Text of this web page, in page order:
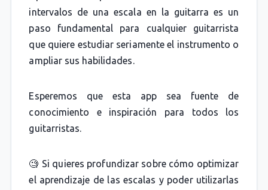
intervalos de una escala en la guitarra es un
paso fundamental para cualquier guitarrista
que quiere estudiar seriamente el instrumento o
ampliar sus habilidades.
Esperemos que esta app sea fuente de
conocimiento e inspiración para todos los
guitarristas.
🧐 Si quieres profundizar sobre cómo optimizar
el aprendizaje de las escalas y poder utilizarlas